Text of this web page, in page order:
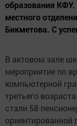
образования
местного
Бикметова. С
В актовом зале
мероприятие по
компьютерной
третьего
стали 58
ориентированной